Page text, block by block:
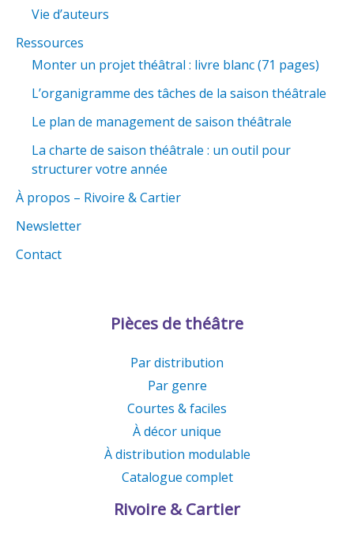
Vie d’auteurs
Ressources
Monter un projet théâtral : livre blanc (71 pages)
L’organigramme des tâches de la saison théâtrale
Le plan de management de saison théâtrale
La charte de saison théâtrale : un outil pour
structurer votre année
À propos – Rivoire & Cartier
Newsletter
Contact
Pièces de théâtre
Par distribution
Par genre
Courtes & faciles
À décor unique
À distribution modulable
Catalogue complet
Rivoire & Cartier